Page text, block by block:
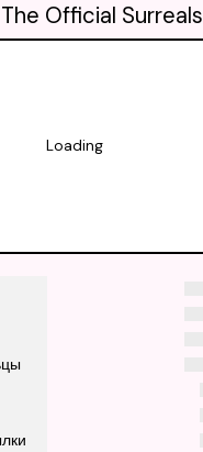
Official Surreals
Loading